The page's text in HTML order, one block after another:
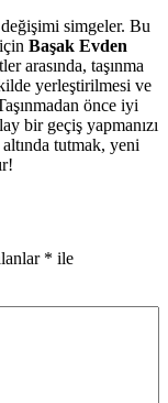
simgeler. Bu
Başak Evden
arasında, taşınma
yerleştirilmesi ve
önce iyi
bir geçiş yapmanızı
tutmak, yeni
* ile